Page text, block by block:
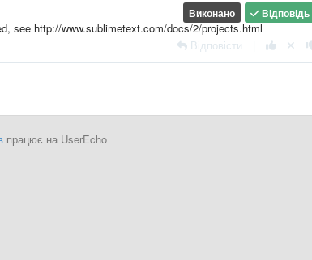
Відповідь
Виконано
see http://www.sublimetext.com/docs/2/projects.html
Відповісти
працює на UserEcho